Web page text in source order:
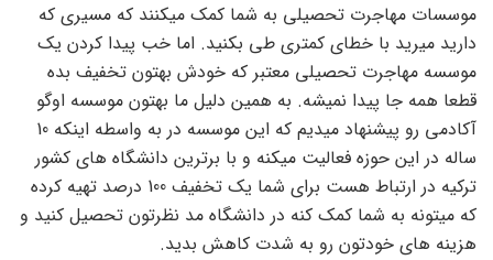
موسسات مهاجرت تحصیلی به شما کمک میکنند که مسیری که
دارید میرید با خطای کمتری طی بکنید. اما خب پیدا کردن یک
موسسه مهاجرت تحصیلی معتبر که خودش بهتون تخفیف بده
قطعا همه جا پیدا نمیشه. به همین دلیل ما بهتون موسسه اوگو
آکادمی رو پیشنهاد میدیم که این موسسه در به واسطه اینکه 10
ساله در این حوزه فعالیت میکنه و با برترین دانشگاه های کشور
ترکیه در ارتباط هست برای شما یک تخفیف 100 درصد تهیه کرده
که میتونه به شما کمک کنه در دانشگاه مد نظرتون تحصیل کنید و
هزینه های خودتون رو به شدت کاهش بدید.